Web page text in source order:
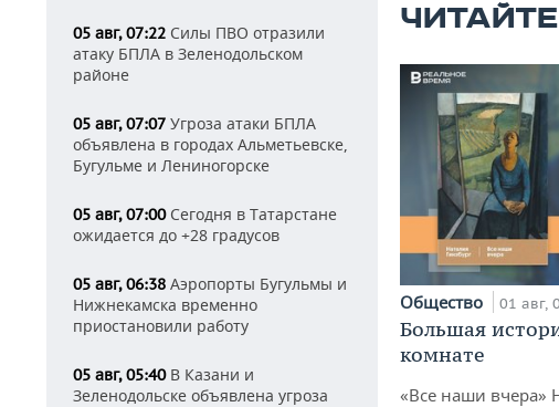
05 авг, 07:22 Силы ПВО отразили
атаку БПЛА в Зеленодольском
районе
05 авг, 07:07 Угроза атаки БПЛА
объявлена в городах Альметьевске,
Бугульме и Лениногорске
05 авг, 07:00Сегодня в Татарстане
ожидается до +28 градусов
05 авг, 06:38 Аэропорты Бугульмы и
Нижнекамска временно
приостановили работу
05 авг, 05:40В Казани и
Зеленодольске объявлена угроза
Общество 01 авг,
Большая
комнате
«Все наши вчера»